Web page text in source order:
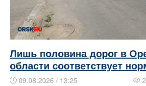
Лишь половина дорог в
области соответствует
09.08.2026 / 13:25